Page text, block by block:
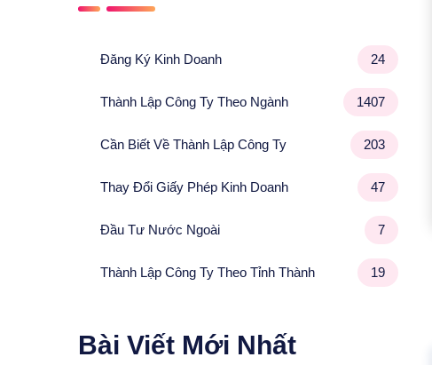
Đăng Ký Kinh Doanh 24
Thành Lập Công Ty Theo Ngành 1407
Cần Biết Về Thành Lập Công Ty 203
Thay Đổi Giấy Phép Kinh Doanh 47
Đầu Tư Nước Ngoài 7
Thành Lập Công Ty Theo Tỉnh Thành 19
Bài Viết Mới Nhất